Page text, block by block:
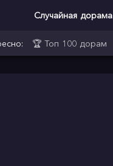
Случайная дорама
🏆 Топ 100 дорам